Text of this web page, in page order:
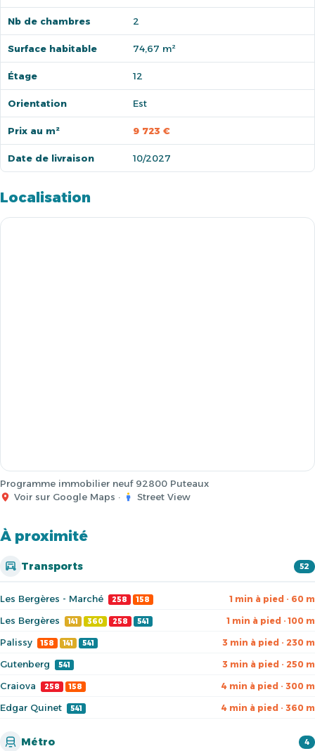
Nb de chambres 2
Surface habitable 74,67 m²
Étage 12
Orientation Est
Prix au m² 9 723 €
Date de livraison 10/2027
Localisation
Programme immobilier neuf 92800 Puteaux
Voir sur Google Maps · Street View
À proximité
Transports 52
Les Bergères - Marché 258 158 1 min à pied · 60 m
Les Bergères 141 360 258 541 1 min à pied · 100 m
Palissy 158 141 541 3 min à pied · 230 m
Gutenberg 541 3 min à pied · 250 m
Craiova 258 158 4 min à pied · 300 m
Edgar Quinet 541 4 min à pied · 360 m
Métro 4